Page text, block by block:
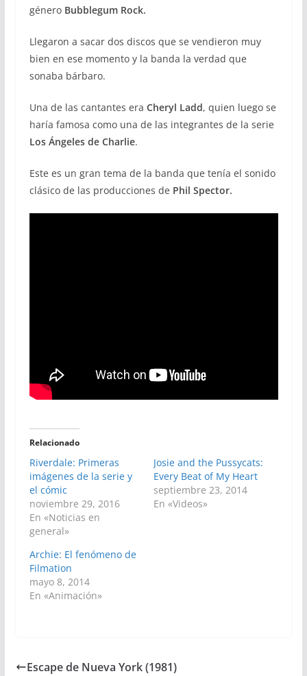
géneroBubblegum Rock.
Llegaron a sacar dos discos que se vendieron muy
bien en ese momento y la banda la verdad que
sonaba bárbaro.
Una de las cantantes era Cheryl Ladd, quien luego se
haría famosa como una de las integrantes de la serie
Los Ángeles de Charlie.
Este es un gran tema de la banda que tenía el sonido
clásico de las producciones de Phil Spector.
Relacionado
Riverdale: Primeras
imágenes de la serie y
el cómic
noviembre 29, 2016
En «Noticias en
general»
Josie and the Pussycats:
Every Beat of My Heart
septiembre 23, 2014
En «Videos»
Archie: El fenómeno de
Filmation
mayo 8, 2014
En «Animación»
Escape de Nueva York (1981)